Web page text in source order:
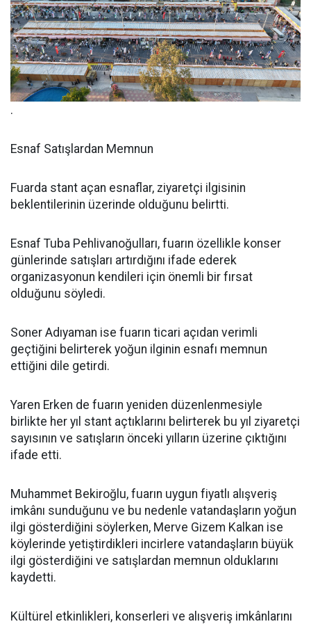
.
Esnaf Satışlardan Memnun
Fuarda stant açan esnaflar, ziyaretçi ilgisinin
beklentilerinin üzerinde olduğunu belirtti.
Esnaf Tuba Pehlivanoğulları, fuarın özellikle konser
günlerinde satışları artırdığını ifade ederek
organizasyonun kendileri için önemli bir fırsat
olduğunu söyledi.
Soner Adıyaman ise fuarın ticari açıdan verimli
geçtiğini belirterek yoğun ilginin esnafı memnun
ettiğini dile getirdi.
Yaren Erken de fuarın yeniden düzenlenmesiyle
birlikte her yıl stant açtıklarını belirterek bu yıl ziyaretçi
sayısının ve satışların önceki yılların üzerine çıktığını
ifade etti.
Muhammet Bekiroğlu, fuarın uygun fiyatlı alışveriş
imkânı sunduğunu ve bu nedenle vatandaşların yoğun
ilgi gösterdiğini söylerken, Merve Gizem Kalkan ise
köylerinde yetiştirdikleri incirlere vatandaşların büyük
ilgi gösterdiğini ve satışlardan memnun olduklarını
kaydetti.
Kültürel etkinlikleri, konserleri ve alışveriş imkânlarını